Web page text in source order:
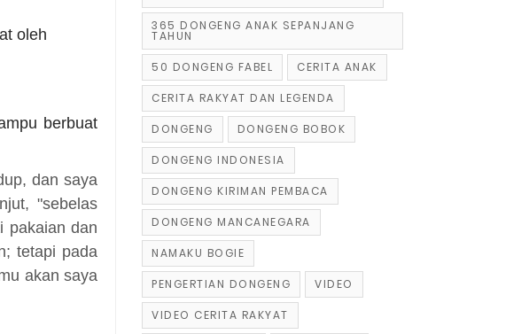
oleh
berbuat
dan saya
"sebelas
pakaian dan
tetapi pada
akan saya
365 DONGENG ANAK SEPANJANG
TAHUN
50 DONGENG FABEL CERITA ANAK
CERITA RAKYAT DAN LEGENDA
DONGENG DONGENG BOBOK
DONGENG INDONESIA
DONGENG KIRIMAN PEMBACA
DONGENG MANCANEGARA
NAMAKU BOGIE
PENGERTIAN DONGENG VIDEO
VIDEO CERITA RAKYAT